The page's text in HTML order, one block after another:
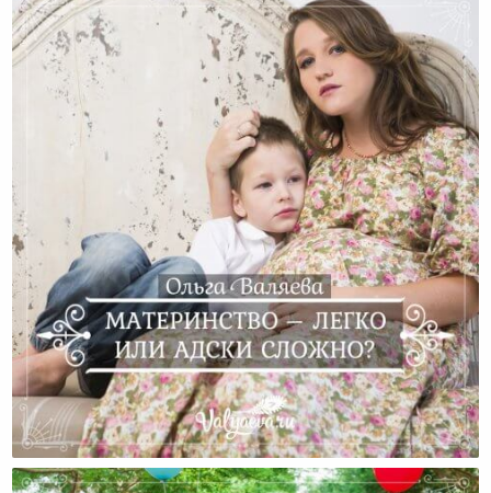
Материнство – Легко Или Адски Сложно?